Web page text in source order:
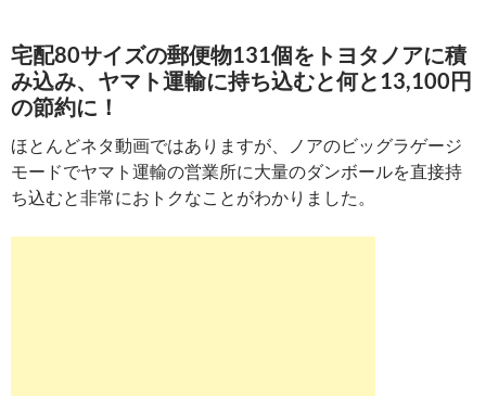
宅配80サイズの郵便物131個をトヨタノアに積
み込み、ヤマト運輸に持ち込むと何と13,100円
の節約に！
ほとんどネタ動画ではありますが、ノアのビッグラゲージ
モードでヤマト運輸の営業所に大量のダンボールを直接持
ち込むと非常におトクなことがわかりました。